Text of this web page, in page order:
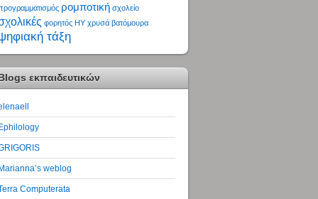
ρομποτική σχολείο
φορητός ΗΥ χρυσά βατόμουρα
τάξη
εκπαιδευτικών
weblog
Computerata